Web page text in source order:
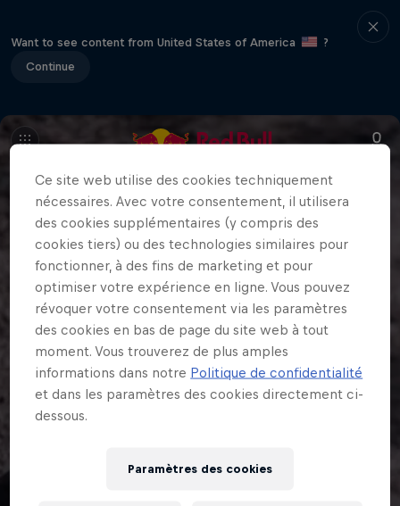
Want to see content from United States of America
?
Continue
Ce site web utilise des cookies techniquement
nécessaires. Avec votre consentement, il utilisera
des cookies supplémentaires (y compris des
cookies tiers) ou des technologies similaires pour
fonctionner, à des fins de marketing et pour
optimiser votre expérience en ligne. Vous pouvez
révoquer votre consentement via les paramètres
des cookies en bas de page du site web à tout
moment. Vous trouverez de plus amples
informations dans notre Politique de confidentialité
et dans les paramètres des cookies directement ci-
dessous.
Paramètres des cookies